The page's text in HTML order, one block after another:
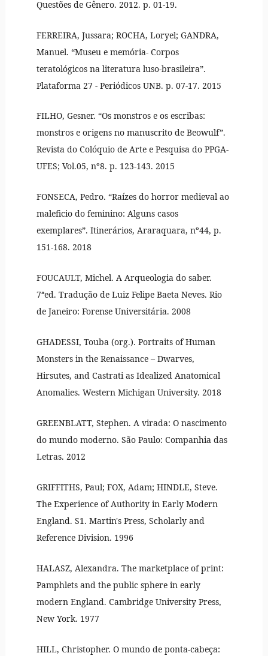
Questões de Gênero. 2012. p. 01-19.
FERREIRA, Jussara; ROCHA, Loryel; GANDRA,
Manuel. “Museu e memória- Corpos
teratológicos na literatura luso-brasileira”.
Plataforma 27 - Periódicos UNB. p. 07-17. 2015
FILHO, Gesner. “Os monstros e os escribas:
monstros e origens no manuscrito de Beowulf”.
Revista do Colóquio de Arte e Pesquisa do PPGA-
UFES; Vol.05, nº8. p. 123-143. 2015
FONSECA, Pedro. “Raízes do horror medieval ao
maleficio do feminino: Alguns casos
exemplares”. Itinerários, Araraquara, nº44, p.
151-168. 2018
FOUCAULT, Michel. A Arqueologia do saber.
7ªed. Tradução de Luiz Felipe Baeta Neves. Rio
de Janeiro: Forense Universitária. 2008
GHADESSI, Touba (org.). Portraits of Human
Monsters in the Renaissance – Dwarves,
Hirsutes, and Castrati as Idealized Anatomical
Anomalies. Western Michigan University. 2018
GREENBLATT, Stephen. A virada: O nascimento
do mundo moderno. São Paulo: Companhia das
Letras. 2012
GRIFFITHS, Paul; FOX, Adam; HINDLE, Steve.
The Experience of Authority in Early Modern
England. S1. Martin's Press, Scholarly and
Reference Division. 1996
HALASZ, Alexandra. The marketplace of print:
Pamphlets and the public sphere in early
modern England. Cambridge University Press,
New York. 1977
HILL, Christopher. O mundo de ponta-cabeça: